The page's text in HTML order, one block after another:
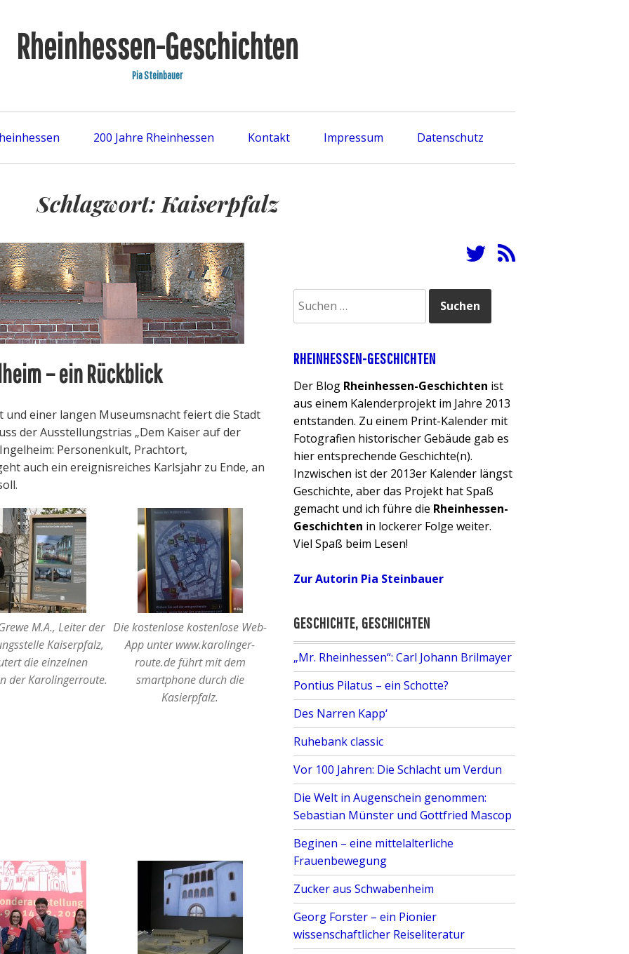
Rheinhessen-Geschichten
Pia Steinbauer
200 Jahre Rheinhessen Kontakt Impressum Datenschutz
Schlagwort: Kaiserpfalz
– ein Rückblick
einer langen Museumsnacht feiert die Stadt
der Ausstellungstrias „Dem Kaiser auf der
Personenkult, Prachtort,
auch ein ereignisreiches Karlsjahr zu Ende, an
M.A., Leiter der
Kaiserpfalz,
die einzelnen
der Karolingerroute.
Die kostenlose kostenlose Web-
App unter www.karolinger-
route.de führt mit dem
smartphone durch die
Kasierpfalz.
u
h
e
n
n
a
c
h
:
RHEINHESSEN-GESCHICHTEN
Der Blog Rheinhessen-Geschichten ist
aus einem Kalenderprojekt im Jahre 2013
entstanden. Zu einem Print-Kalender mit
Fotografien historischer Gebäude gab es
hier entsprechende Geschichte(n).
Inzwischen ist der 2013er Kalender längst
Geschichte, aber das Projekt hat Spaß
gemacht und ich führe die Rheinhessen-
Geschichten in lockerer Folge weiter.
Viel Spaß beim Lesen!
Zur Autorin Pia Steinbauer
GESCHICHTE, GESCHICHTEN
„Mr. Rheinhessen“: Carl Johann Brilmayer
Pontius Pilatus – ein Schotte?
Des Narren Kapp‘
Ruhebank classic
Vor 100 Jahren: Die Schlacht um Verdun
Die Welt in Augenschein genommen:
Sebastian Münster und Gottfried Mascop
Beginen – eine mittelalterliche
Frauenbewegung
Zucker aus Schwabenheim
Georg Forster – ein Pionier
wissenschaftlicher Reiseliteratur